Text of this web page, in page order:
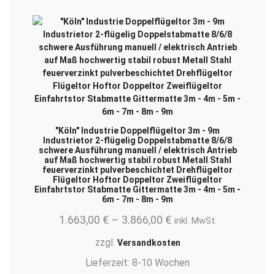
"Köln" Industrie Doppelflügeltor 3m - 9m
Industrietor 2-flügelig Doppelstabmatte 8/6/8
schwere Ausführung manuell / elektrisch Antrieb
auf Maß hochwertig stabil robust Metall Stahl
feuerverzinkt pulverbeschichtet Drehflügeltor
Flügeltor Hoftor Doppeltor Zweiflügeltor
Einfahrtstor Stabmatte Gittermatte 3m - 4m - 5m -
6m - 7m - 8m - 9m
1.663,00 € – 3.866,00 € inkl. MwSt.
zzgl. Versandkosten
Lieferzeit: 8-10 Wochen